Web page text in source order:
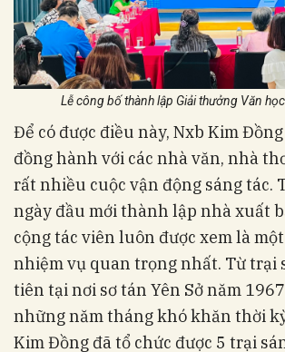
Lễ công bố thành lập Giải thưởng Văn
Để có được điều này, Nxb Kim
đồng hành với các nhà văn, nhà
rất nhiều cuộc vận động sáng tác.
ngày đầu mới thành lập nhà xuất
cộng tác viên luôn được xem là
nhiệm vụ quan trọng nhất. Từ trại
tiên tại nơi sơ tán Yên Sở năm
những năm tháng khó khăn thời
Kim Đồng đã tổ chức được 5 trại